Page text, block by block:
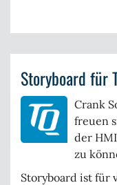
Storyboard für
Crank
freuen
der
zu
Storyboard ist für